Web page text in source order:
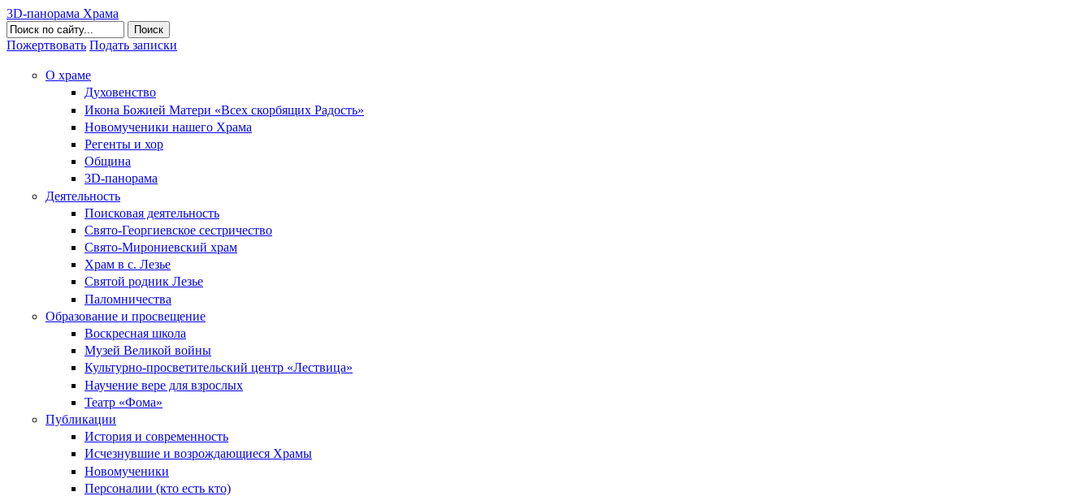
3D-панорама Храма
Поиск
Пожертвовать Подать записки
О храме
Духовенство
Икона Божией Матери «Всех скорбящих Радость»
Новомученики нашего Храма
Регенты и хор
Община
3D-панорама
Деятельность
Поисковая деятельность
Свято-Георгиевское сестричество
Свято-Мирониевский храм
Храм в с. Лезье
Святой родник Лезье
Паломничества
Образование и просвещение
Воскресная школа
Музей Великой войны
Культурно-просветительский центр «Лествица»
Научение вере для взрослых
Театр «Фома»
Публикации
История и современность
Исчезнувшие и возрождающиеся Храмы
Новомученики
Персоналии (кто есть кто)